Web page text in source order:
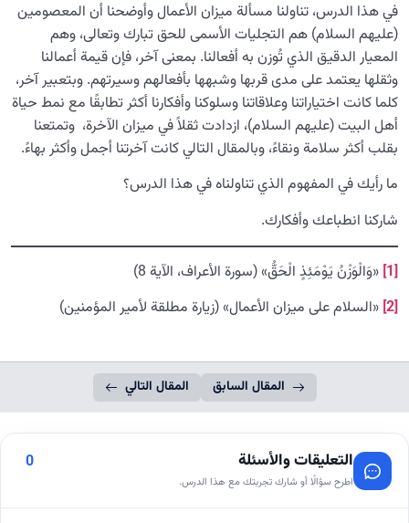
في هذا الدرس، تناولنا مسألة ميزان الأعمال وأوضحنا أن المعصومين
(عليهم السلام) هم التجليات الأسمى للحق تبارك وتعالى، وهم
المعيار الدقيق الذي تُوزن به أفعالنا. بمعنى آخر، فإن قيمة أعمالنا
وثقلها يعتمد على مدى قربها وشبهها بأفعالهم وسيرتهم. وبتعبير آخر،
كلما كانت اختياراتنا وعلاقاتنا وسلوكنا وأفكارنا أكثر تطابقًا مع نمط حياة
أهل البيت (عليهم السلام)، ازدادت ثقلاً في ميزان الآخرة، وتمتعنا
بقلب أكثر سلامة ونقاءً، وبالمقال التالي كانت آخرتنا أجمل وأكثر بهاءً.
ما رأيك في المفهوم الذي تناولناه في هذا الدرس؟
شاركنا انطباعك وأفكارك.
[1]
«وَالْوَزْنُ يَوْمَئِذٍ الْحَقُّ» (سورة الأعراف، الآية 8)
[2]
«السلام على ميزان الأعمال» (زيارة مطلقة لأمير المؤمنين)
المقال السابق المقال التالي
التعليقات والأسئلة
اطرح سؤالًا أو شارك تجربتك مع هذا الدرس.
0